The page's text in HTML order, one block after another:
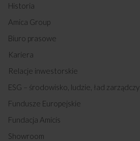
Historia
Amica Group
Biuro prasowe
Kariera
Relacje inwestorskie
ESG – środowisko, ludzie, ład zarządczy
Fundusze Europejskie
Fundacja Amicis
Showroom